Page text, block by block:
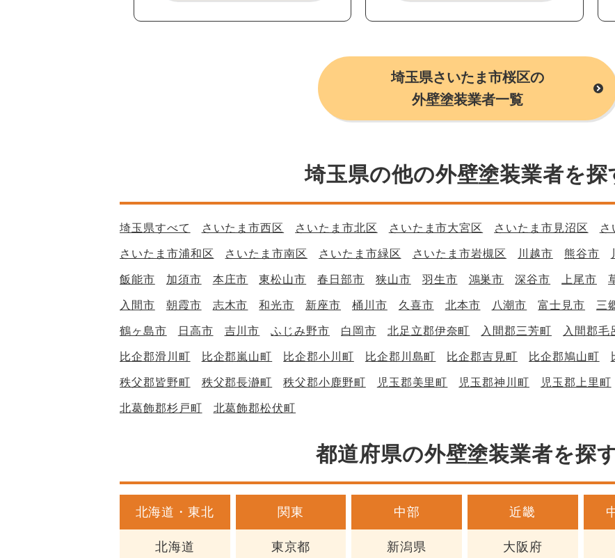
埼玉県さいたま市桜区の
外壁塗装業者一覧
埼玉県の他の外壁塗装業者を探
埼玉県すべて さいたま市西区 さいたま市北区 さいたま市大宮区 さいたま市見沼区 さ
さいたま市浦和区 さいたま市南区 さいたま市緑区 さいたま市岩槻区 川越市 熊谷市
飯能市 加須市 本庄市 東松山市 春日部市 狭山市 羽生市 鴻巣市 深谷市 上尾市
入間市 朝霞市 志木市 和光市 新座市 桶川市 久喜市 北本市 八潮市 富士見市 三
鶴ヶ島市 日高市 吉川市 ふじみ野市 白岡市 北足立郡伊奈町 入間郡三芳町 入間郡毛
比企郡滑川町 比企郡嵐山町 比企郡小川町 比企郡川島町 比企郡吉見町 比企郡鳩山町
秩父郡皆野町 秩父郡長瀞町 秩父郡小鹿野町 児玉郡美里町 児玉郡神川町 児玉郡上里町
北葛飾郡杉戸町 北葛飾郡松伏町
都道府県の外壁塗装業者を探
北海道・東北
北海道
関東
東京都
中部
新潟県
近畿
大阪府